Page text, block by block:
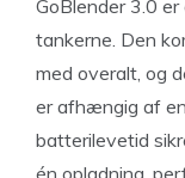
GoBlender 3.0
tankerne. Den
med overalt, og
er afhængig af
batterilevetid
én opladning,